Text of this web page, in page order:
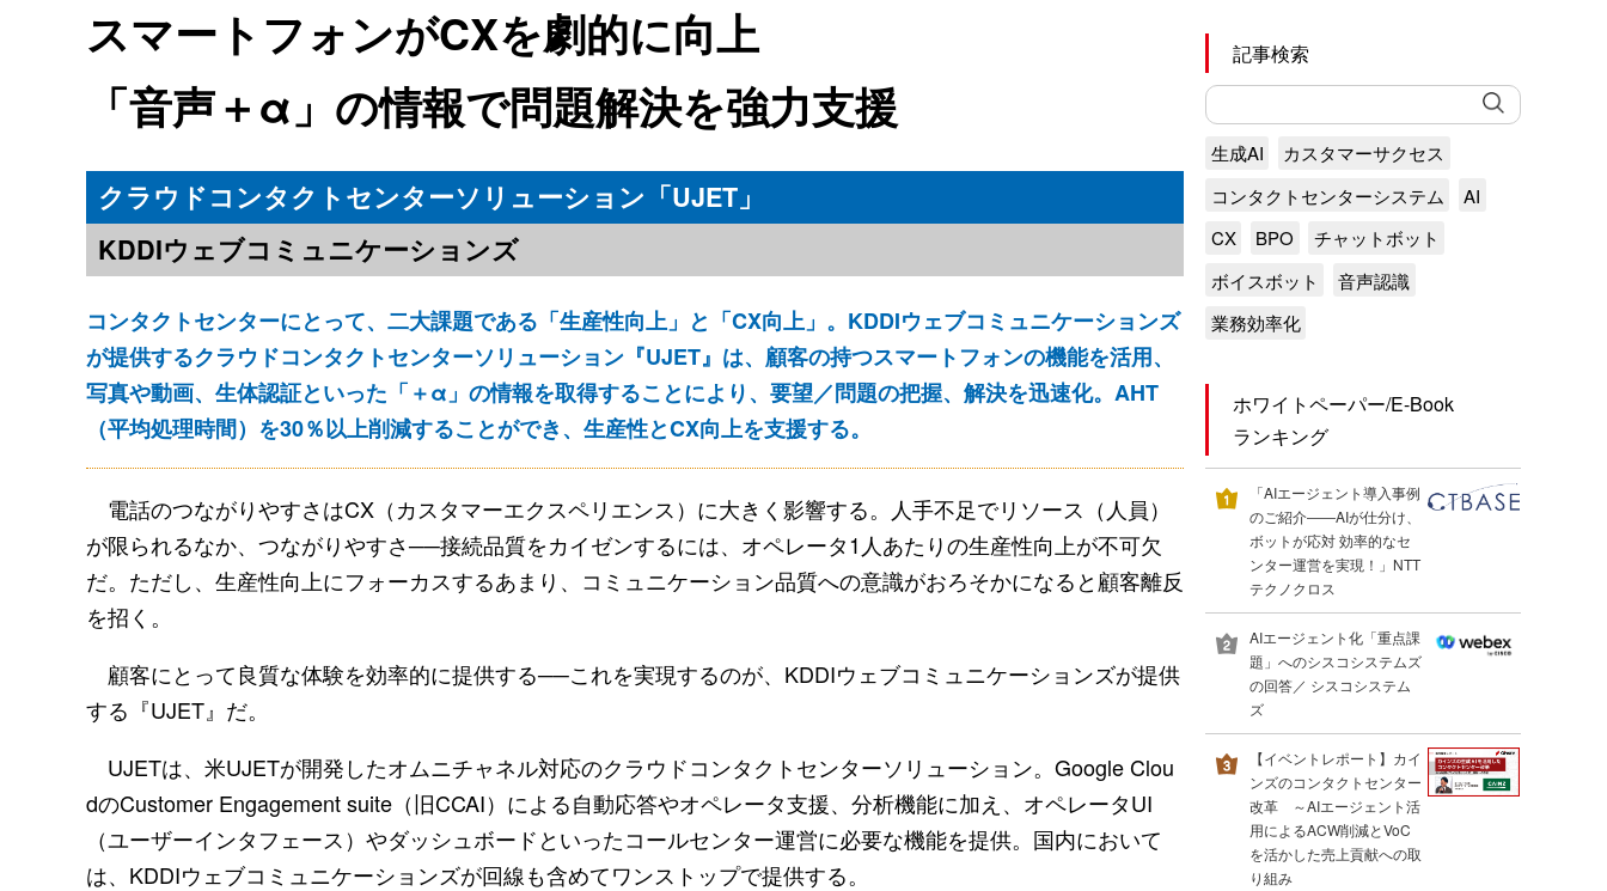
スマートフォンがCXを劇的に向上
「音声＋α」の情報で問題解決を強力支援
クラウドコンタクトセンターソリューション「UJET」
KDDIウェブコミュニケーションズ
コンタクトセンターにとって、二大課題である「生産性向上」と「CX向上」。KDDIウェブコミュニケーションズ
が提供するクラウドコンタクトセンターソリューション『UJET』は、顧客の持つスマートフォンの機能を活用、
写真や動画、生体認証といった「＋α」の情報を取得することにより、要望／問題の把握、解決を迅速化。AHT
（平均処理時間）を30％以上削減することができ、生産性とCX向上を支援する。
電話のつながりやすさはCX（カスタマーエクスペリエンス）に大きく影響する。人手不足でリソース（人員）
が限られるなか、つながりやすさ──接続品質をカイゼンするには、オペレータ1人あたりの生産性向上が不可欠
だ。ただし、生産性向上にフォーカスするあまり、コミュニケーション品質への意識がおろそかになると顧客離反
を招く。
顧客にとって良質な体験を効率的に提供する──これを実現するのが、KDDIウェブコミュニケーションズが提供
する『UJET』だ。
UJETは、米UJETが開発したオムニチャネル対応のクラウドコンタクトセンターソリューション。Google Clou
dのCustomer Engagement suite（旧CCAI）による自動応答やオペレータ支援、分析機能に加え、オペレータUI
（ユーザーインタフェース）やダッシュボードといったコールセンター運営に必要な機能を提供。国内において
は、KDDIウェブコミュニケーションズが回線も含めてワンストップで提供する。
記事検索
生成AI
カスタマーサクセス
コンタクトセンターシステム
AI
CX
BPO
チャットボット
ボイスボット
音声認識
業務効率化
ホワイトペーパー/E-Book
ランキング
「AIエージェント導入事例
のご紹介――AIが仕分け、
ボットが応対 効率的なセ
ンター運営を実現！」NTT
テクノクロス
AIエージェント化「重点課
題」へのシスコシステムズ
の回答／ シスコシステム
ズ
【イベントレポート】カイ
ンズのコンタクトセンター
改革 ～AIエージェント活
用によるACW削減とVoC
を活かした売上貢献への取
り組み